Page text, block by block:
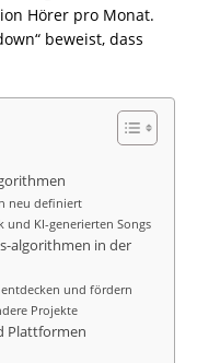
Hörer pro Monat.
beweist, dass
neu definiert
und KI-generierten Songs
algorithmen in der
und fördern
Projekte
Plattformen